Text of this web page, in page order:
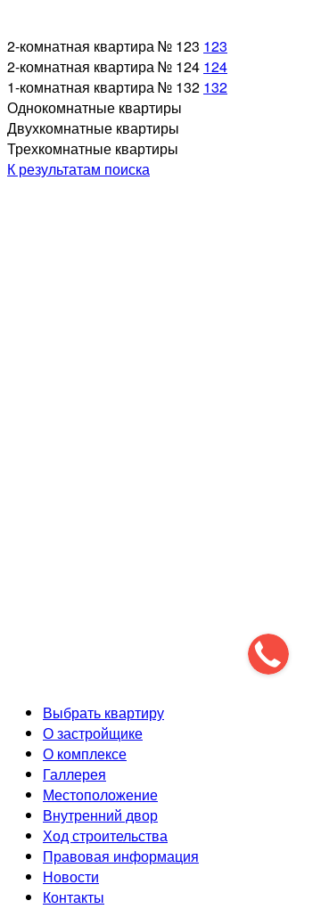
2-комнатная квартира № 123 123
2-комнатная квартира № 124 124
1-комнатная квартира № 132 132
Однокомнатные квартиры
Двухкомнатные квартиры
Трехкомнатные квартиры
К результатам поиска
Выбрать квартиру
О застройщике
О комплексе
Галлерея
Местоположение
Внутренний двор
Ход строительства
Правовая информация
Новости
Контакты